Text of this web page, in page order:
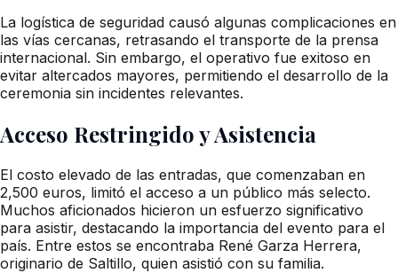
La logística de seguridad causó algunas complicaciones en
las vías cercanas, retrasando el transporte de la prensa
internacional. Sin embargo, el operativo fue exitoso en
evitar altercados mayores, permitiendo el desarrollo de la
ceremonia sin incidentes relevantes.
Acceso Restringido y Asistencia
El costo elevado de las entradas, que comenzaban en
2,500 euros, limitó el acceso a un público más selecto.
Muchos aficionados hicieron un esfuerzo significativo
para asistir, destacando la importancia del evento para el
país. Entre estos se encontraba René Garza Herrera,
originario de Saltillo, quien asistió con su familia.